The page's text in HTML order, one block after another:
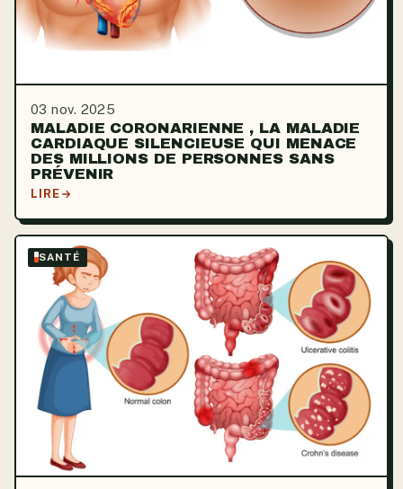
03 nov. 2025
MALADIE CORONARIENNE , LA MALADIE
CARDIAQUE SILENCIEUSE QUI MENACE
DES MILLIONS DE PERSONNES SANS
PRÉVENIR
LIRE
SANTÉ